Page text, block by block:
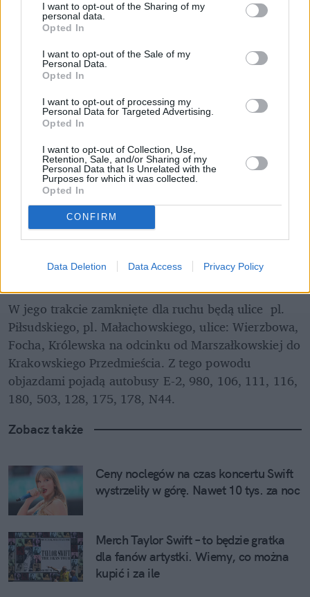
I want to opt-out of the Sharing of my
personal data.
Opted In
I want to opt-out of the Sale of my
Personal Data.
Opted In
I want to opt-out of processing my
Personal Data for Targeted Advertising.
Opted In
I want to opt-out of Collection, Use,
Retention, Sale, and/or Sharing of my
Personal Data that Is Unrelated with the
Purposes for which it was collected.
Opted In
CONFIRM
Data Deletion Data Access Privacy Policy
Pociągiem z Polski do Włoch?!
Nowość od PKP Intercity! |
W jego trakcie zamknięte dla ruchu będą ulice  pl.
Piłsudskiego, pl. Małachowskiego, ulice: Wierzbowa,
Focha, Królewska na odcinku od Marszałkowskiej do
Krakowskiego Przedmieścia. Z tego powodu
objazdami pojadą autobusy E-2, 980, 106, 111, 116,
180, 503, 128, 175, 178, N44.
Zobacz także
Ceny noclegów na czas koncertu Swift
wystrzeliły w górę. Nawet 10 tys. za noc
Merch Taylor Swift – to będzie gratka
dla fanów artystki. Wiemy, co można
kupić i za ile